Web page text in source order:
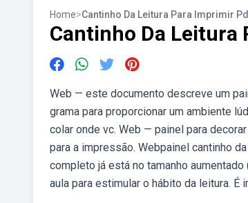
Home>Cantinho Da Leitura Para Imprimir
Cantinho Da Leitura
Web — este documento descreve um
grama para proporcionar um ambiente
colar onde vc. Web — painel para
para a impressão. Webpainel cantinho
completo já está no tamanho
aula para estimular o hábito da leitura.